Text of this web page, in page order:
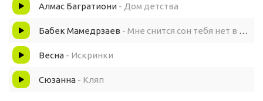
Алмас Багратиони - Дом детства
Бабек Мамедрзаев - Мне снится сон тебя нет в нем
Весна - Искринки
Сюзанна - Кляп